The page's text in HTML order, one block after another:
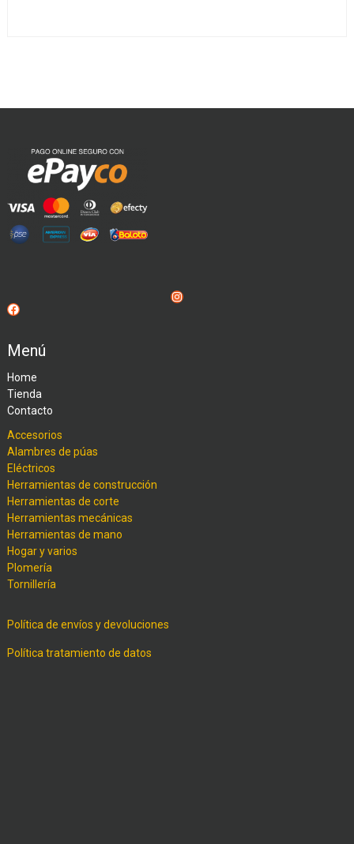
Instagram
Facebook
Menú
Home
Tienda
Contacto
Accesorios
Alambres de púas
Eléctricos
Herramientas de construcción
Herramientas de corte
Herramientas mecánicas
Herramientas de mano
Hogar y varios
Plomería
Tornillería
Política de envíos y devoluciones
Política tratamiento de datos